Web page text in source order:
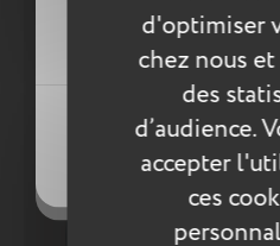
d'optimiser
chez nous
des
d’audience.
accepter
ces
Créer une
Vous devez être
des produits à